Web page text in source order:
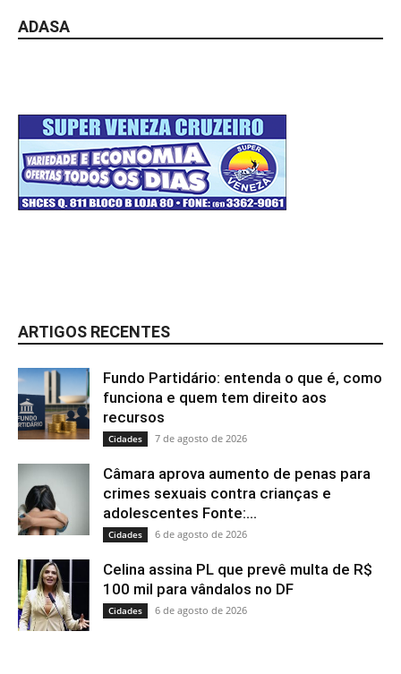
ADASA
ARTIGOS RECENTES
Fundo Partidário: entenda o que é, como
funciona e quem tem direito aos
recursos
Cidades 7 de agosto de 2026
Câmara aprova aumento de penas para
crimes sexuais contra crianças e
adolescentes Fonte:...
Cidades 6 de agosto de 2026
Celina assina PL que prevê multa de R$
100 mil para vândalos no DF
Cidades 6 de agosto de 2026